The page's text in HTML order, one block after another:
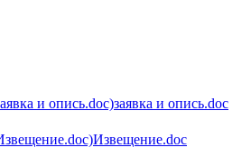
заявка и опись.doc
Извещение.doc